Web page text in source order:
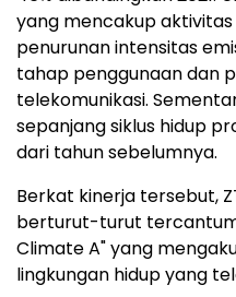
yang mencakup aktivitas
penurunan intensitas
tahap penggunaan dan
telekomunikasi.
sepanjang siklus hidup
dari tahun sebelumnya.
Berkat kinerja tersebut,
berturut-turut
Climate A" yang
lingkungan hidup yang